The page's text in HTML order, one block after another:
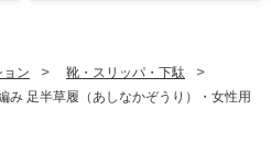
ョン
靴・スリッパ・下駄
み 足半草履（あしなかぞうり）・女性用